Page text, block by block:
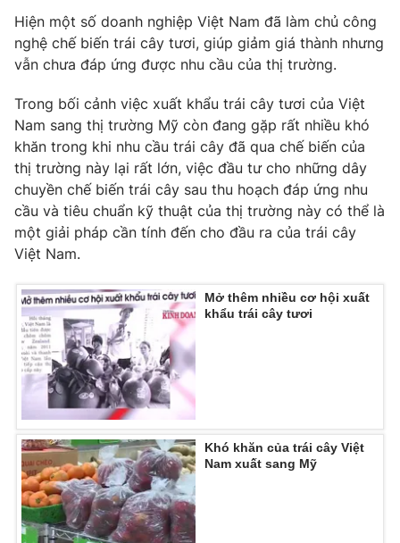
Thị trường
Tư vấn
Lịch phát sóng
Emagazine Podcast
Photo Infographic
Video Shorts video
VTV Sức khoẻ Bất động sản
Thị trường 24h Tấm lòng Việt
VTV4 Vươn mình bằng AI
VTV9 VTV8
Liên hệ tòa soạn
Hiện một số doanh nghiệp Việt Nam đã làm chủ công
nghệ chế biến trái cây tươi, giúp giảm giá thành nhưng
vẫn chưa đáp ứng được nhu cầu của thị trường.
Trong bối cảnh việc xuất khẩu trái cây tươi của Việt
Nam sang thị trường Mỹ còn đang gặp rất nhiều khó
khăn trong khi nhu cầu trái cây đã qua chế biến của
thị trường này lại rất lớn, việc đầu tư cho những dây
chuyền chế biến trái cây sau thu hoạch đáp ứng nhu
cầu và tiêu chuẩn kỹ thuật của thị trường này có thể là
một giải pháp cần tính đến cho đầu ra của trái cây
Việt Nam.
Mở thêm nhiều cơ hội xuất
khẩu trái cây tươi
Khó khăn của trái cây Việt
Nam xuất sang Mỹ